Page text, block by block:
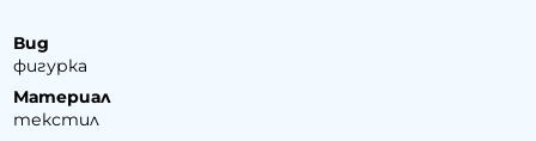
Вид
фигурка
Материал
текстил